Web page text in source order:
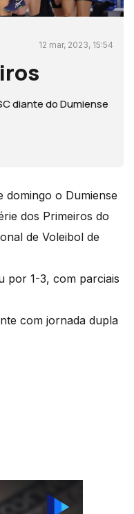
12 mar, 2023, 15:54
diante do Dumiense
domingo o Dumiense
dos Primeiros do
de Voleibol de
por 1-3, com parciais
com jornada dupla